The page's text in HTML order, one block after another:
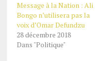
Message à la Nation : Ali
Bongo n’utilisera pas la
voix d’Omar Defundzu
28 décembre 2018
Dans "Politique"